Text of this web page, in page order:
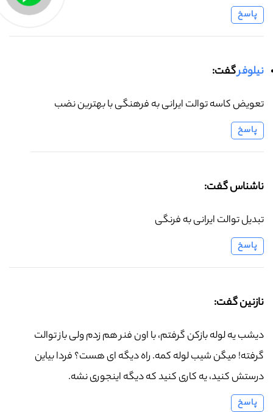
پاسخ
نیلوفرگفت:
تعویض کاسه توالت ایرانی به فرهنگی با بهترین نضب
پاسخ
ناشناس گفت:
تبدیل توالت ایرانی به فرنگی
پاسخ
نازنین گفت:
دیشب یه لوله بازکن گرفتم، با اون فنر هم زدم ولی باز توالت
گرفته! میگن شیب لوله کمه. راه دیگه ای هست؟ فردا بیاین
درستش کنید، یه کاری کنید که دیگه اینجوری نشه.
پاسخ